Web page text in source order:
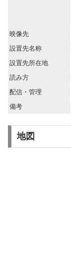
映像先
設置先名称
設置先所在地
読み方
配信・管理
備考
地図